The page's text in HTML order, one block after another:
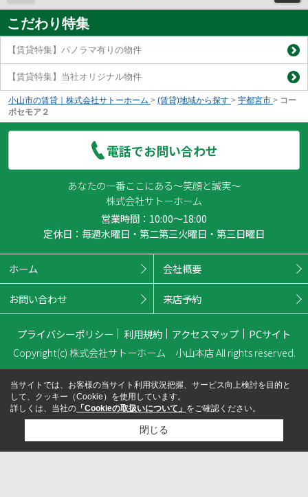
こだわり特集
【賃貸特集】パノラマ有りの物件
【賃貸特集】当社オリジナル物件
小山市の賃貸｜株式会社サトーホーム > (賃貸)地域から探す > 宇都宮市 > コー
ポセモア２
電話でお問い合わせ
あなたの一番ここにある～笑顔と誠実～
株式会社サトーホーム
営業時間：10:00～18:00
定休日：毎週水曜日・第二第三火曜日・第三日曜日
ホーム 会社概要
お問い合わせ 来店予約
プライバシーポリシー 利用規約 アクセスマップ
PCサイト
Copyright(c) 株式会社サトーホーム 小山本店 All rights reserved.
当サイトでは、お客様の当サイト利用状況把握、サービス向上検討を目的と
して、クッキー（Cookie）を使用しています。
詳しくは、当社の 「Cookieの取扱いについて」 をご確認ください。
閉じる